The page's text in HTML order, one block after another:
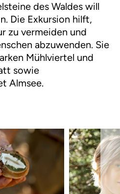
des Waldes will
Die Exkursion hilft,
zu vermeiden und
abzuwenden. Sie
Mühlviertel und
sowie
Almsee.